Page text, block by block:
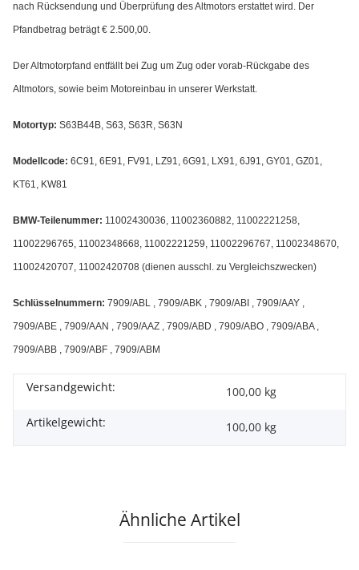
nach Rücksendung und Überprüfung des Altmotors erstattet wird. Der
Pfandbetrag beträgt € 2.500,00.
Der Altmotorpfand entfällt bei Zug um Zug oder vorab-Rückgabe des
Altmotors, sowie beim Motoreinbau in unserer Werkstatt.
Motortyp: S63B44B, S63, S63R, S63N
Modellcode: 6C91, 6E91, FV91, LZ91, 6G91, LX91, 6J91, GY01, GZ01,
KT61, KW81
BMW-Teilenummer: 11002430036, 11002360882, 11002221258,
11002296765, 11002348668, 11002221259, 11002296767, 11002348670,
11002420707, 11002420708 (dienen ausschl. zu Vergleichszwecken)
Schlüsselnummern: 7909/ABL , 7909/ABK , 7909/ABI , 7909/AAY ,
7909/ABE , 7909/AAN , 7909/AAZ , 7909/ABD , 7909/ABO , 7909/ABA ,
7909/ABB , 7909/ABF , 7909/ABM
Versandgewicht:
100,00 kg
Artikelgewicht:
100,00 kg
Ähnliche Artikel